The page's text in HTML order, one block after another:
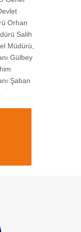
Orhan
Salih
Müdürü,
Gülbey
Şaban